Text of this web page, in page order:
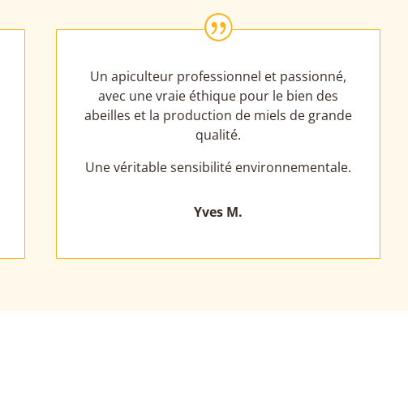
|
Un apiculteur professionnel et passionné,
avec une vraie éthique pour le bien des
abeilles et la production de miels de grande
qualité.
Une véritable sensibilité environnementale.
Yves M.